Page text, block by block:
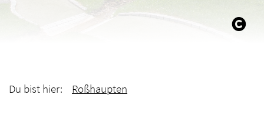
Du bist hier: Roßhaupten